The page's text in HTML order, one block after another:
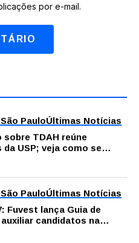
por e-mail.
São PauloÚltimas Notícias
TDAH reúne
USP; veja como se
São PauloÚltimas Notícias
Fuvest lança Guia de
candidatos na